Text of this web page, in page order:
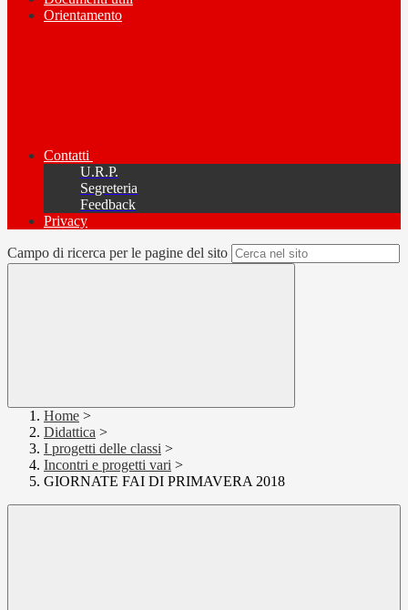
Orientamento
Contatti
U.R.P.
Segreteria
Feedback
Privacy
Campo di ricerca per le pagine del sito
Home >
Didattica >
I progetti delle classi >
Incontri e progetti vari >
GIORNATE FAI DI PRIMAVERA 2018